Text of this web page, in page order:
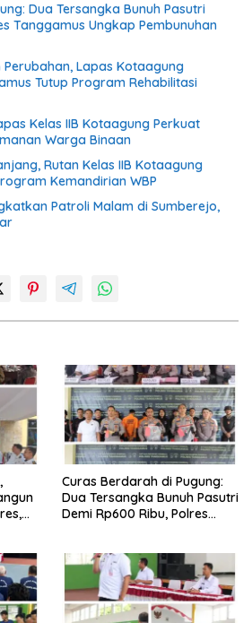
Dua Tersangka Bunuh Pasutri
Tanggamus Ungkap Pembunuhan
Lapas Kotaagung
Tutup Program Rehabilitasi
Kelas IIB Kotaagung Perkuat
Warga Binaan
Rutan Kelas IIB Kotaagung
Kemandirian WBP
Patroli Malam di Sumberejo,
Curas Berdarah di Pugung:
Dua Tersangka Bunuh Pasutri
Demi Rp600 Ribu, Polres